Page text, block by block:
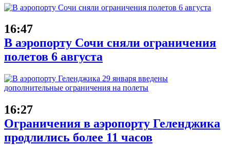
16:47
В аэропорту Сочи сняли ограничения
полетов 6 августа
16:27
Ограничения в аэропорту Геленджика
продлились более 11 часов